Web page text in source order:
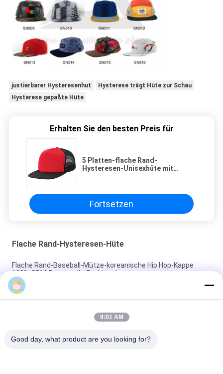
justierbarer Hysteresenhut
Hysterese trägt Hüte zur Schau
Hysterese gepaßte Hüte
Erhalten Sie den besten Preis für
5 Platten-flache Rand-
Hysteresen-Unisexhüte mit
Fortsetzen
Flache Rand-Hysteresen-Hüte
Flache Rand-Baseball-Mütze-koreanische Hip Hop-Kappe
100% ODM-Baumwolle-Fashional
Baumwolle flacher Bill Gorras 3D stickte Hysteresen-Hüte für
Männer
Customized Design black embroidery national flag special
9:01 AM
Good day, what product are you looking for?